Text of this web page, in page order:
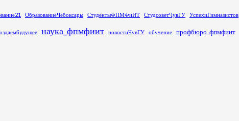
ОбразованиеЧебоксары СтудентыФПМФиИТ СтудсоветЧувГУ УспехиГимназистов
наука_фпмфиит новостиЧувГУ обучение профбюро_фпмфиит